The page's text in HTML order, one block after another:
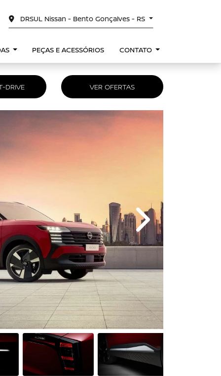
DRSUL Nissan - Bento Gonçalves - RS
PEÇAS E ACESSÓRIOS CONTATO
DRIVE VER OFERTAS
Próximo